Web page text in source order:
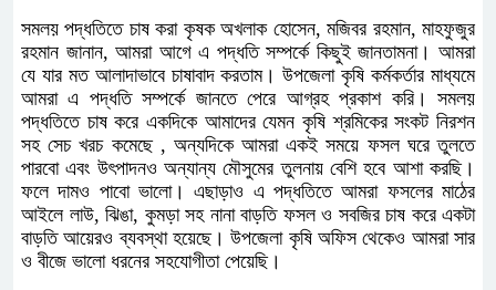
সমলয় পদ্ধতিতে চাষ করা কৃষক অখলাক হোসেন, মজিবর রহমান, মাহফুজুর
রহমান জানান, আমরা আগে এ পদ্ধতি সম্পর্কে কিছুই জানতামনা। আমরা
যে যার মত আলাদাভাবে চাষাবাদ করতাম। উপজেলা কৃষি কর্মকর্তার মাধ্যমে
আমরা এ পদ্ধতি সম্পর্কে জানতে পেরে আগ্রহ প্রকাশ করি। সমলয়
পদ্ধতিতে চাষ করে একদিকে আমাদের যেমন কৃষি শ্রমিকের সংকট নিরশন
সহ সেচ খরচ কমেছে , অন্যদিকে আমরা একই সময়ে ফসল ঘরে তুলতে
পারবো এবং উৎপাদনও অন্যান্য মৌসুমের তুলনায় বেশি হবে আশা করছি।
ফলে দামও পাবো ভালো। এছাড়াও এ পদ্ধতিতে আমরা ফসলের মাঠের
আইলে লাউ, ঝিঙা, কুমড়া সহ নানা বাড়তি ফসল ও সবজির চাষ করে একটা
বাড়তি আয়েরও ব্যবস্থা হয়েছে। উপজেলা কৃষি অফিস থেকেও আমরা সার
ও বীজে ভালো ধরনের সহযোগীতা পেয়েছি।